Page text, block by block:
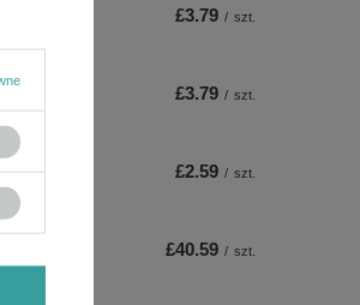
£3.79 / szt.
£3.79 / szt.
£2.59 / szt.
£40.59 / szt.